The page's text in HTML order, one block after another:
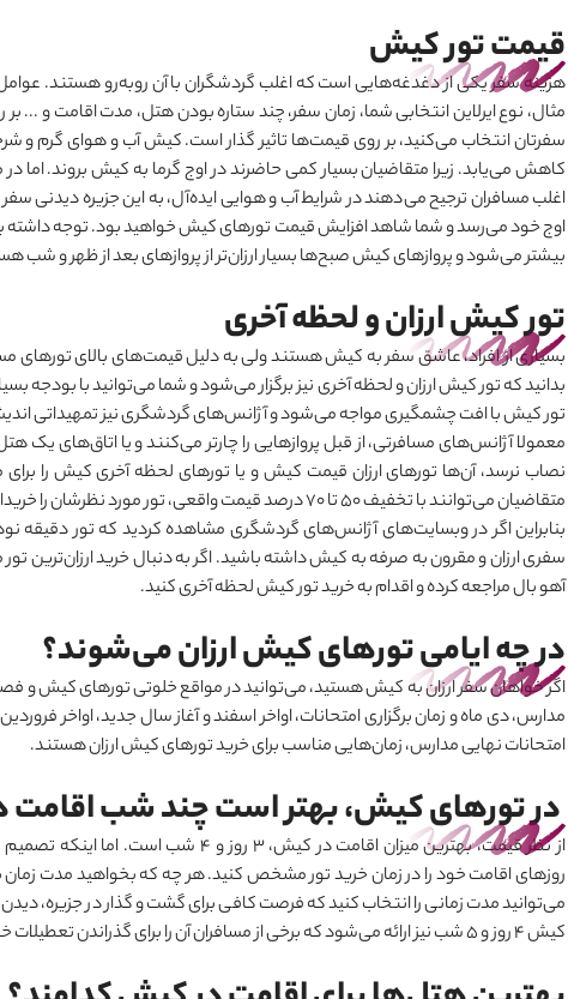
قیمت تور کیش
هزینه سفر یکی از دغدغه‌هایی است که اغلب گردشگران با آن رو‌به‌رو هستند.
مثال، نوع ایرلاین انتخابی شما، زمان سفر، چند ستاره بودن هتل، مدت اقامت و ...
سفرتان انتخاب میکنید، بر روی قیمت‌ها تاثیر گذار است. کیش آب و هوای گرم
کاهش مییابد. زیرا متقاضیان بسیار کمی حاضرند در اوج گرما به کیش بروند. اما
اغلب مسافران ترجیح میدهند در شرایط آب و هوایی ایده‌آل، به این جزیره دیدنی
اوج خود می‌رسد و شما شاهد افزایش قیمت تورهای کیش خواهید بود. توجه داشته
بیشتر میشود و پروازهای کیش صبح‌ها بسیار ارزان‌تر از پروازهای بعد از ظهر و شب
تور کیش ارزان و لحظه آخری
بسیاری از افراد، عاشق سفر به کیش هستند ولی به دلیل قیمت‌های بالای
بدانید که تور کیش ارزان و لحظه آخری نیز برگزار میشود و شما میتوانید با بودجه
تور کیش با افت چشمگیری مواجه میشود و آژانس‌های گردشگری نیز تمهیداتی
معمولا آژانس‌های مسافرتی، از قبل پروازهایی را چارتر میکنند و یا اتاق‌های یک
نصاب نرسد، آن‌ها تورهای ارزان قیمت کیش و یا تورهای لحظه آخری کیش را برای
متقاضیان میتوانند با تخفیف 50 تا 70 درصد قیمت واقعی، تور مورد نظرشان را خریداری کنند.
بنابراین اگر در وبسایت‌های آژانس‌های گردشگری مشاهده کردید که تور دقیقه
سفری ارزان و مقرون به صرفه به کیش داشته باشید. اگر به دنبال خرید
آهو بال مراجعه کرده و اقدام به خرید تور کیش لحظه آخری کنید.
در چه ایامی تورهای کیش ارزان می‌شوند؟
اگر خواهان سفر ارزان به کیش هستید، میتوانید در مواقع خلوتی تورهای کیش و
مدارس، دی ماه و زمان برگزاری امتحانات، اواخر اسفند و آغاز سال جدید، اواخر
امتحانات نهایی مدارس، زمان‌هایی مناسب برای خرید تورهای کیش ارزان هستند.
در تورهای کیش، بهتر است چند شب اقامت
از نظر قیمت، بهترین میزان اقامت در کیش، 3 روز و 4 شب است. اما اینکه تصمیم بگیرید تور شما چند روزه باشد، کاملا سلیقه‌ای بوده و می
روزهای اقامت خود را در زمان خرید تور مشخص کنید. هر چه که بخواهید مدت زمان
می‌توانید مدت زمانی را انتخاب کنید که فرصت کافی برای گشت و گذار در جزیره،
کیش 4 روز و 5 شب نیز ارائه می
شود که برخی از مسافران آن را برای گذراندن